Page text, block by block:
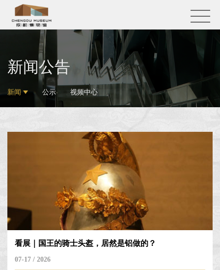
新闻公告
新闻 公示 视频中心
看展｜国王的骑士头盔，居然是铝做的？
07-17 / 2026